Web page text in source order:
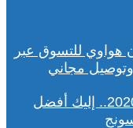
للتسوق عبر
مجاني
تخفيضات الجمعة البيضاء 2020.. إليك أفضل